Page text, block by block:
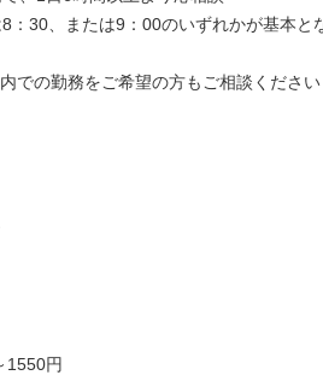
：30、または9：00のいずれかが基本と
での勤務をご希望の方もご相談ください
1550円